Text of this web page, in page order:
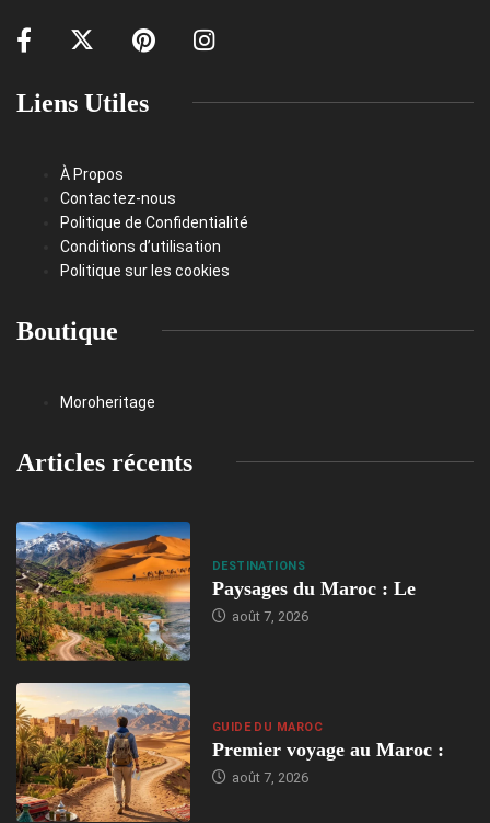
Liens Utiles
À Propos
Contactez-nous
Politique de Confidentialité
Conditions d’utilisation
Politique sur les cookies
Boutique
Moroheritage
Articles récents
DESTINATIONS
Paysages du Maroc : Le
août 7, 2026
GUIDE DU MAROC
Premier voyage au Maroc :
août 7, 2026